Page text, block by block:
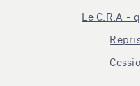
Le C.R.A -